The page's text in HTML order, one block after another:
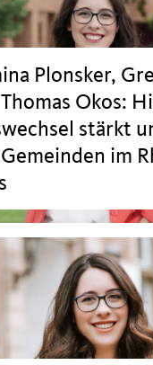
Plonsker,
Okos:
stärkt
im